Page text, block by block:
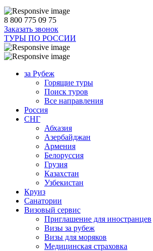
8 800 775 09 75
Заказать звонок
ТУРЫ ПО РОССИИ
за Рубеж
Горящие туры
Поиск туров
Все направления
Россия
СНГ
Абхазия
Азербайджан
Армения
Белоруссия
Грузия
Казахстан
Узбекистан
Круиз
Санатории
Визовый сервис
Приглашение для иностранцев
Визы за рубеж
Визы для моряков
Медицинская страховка